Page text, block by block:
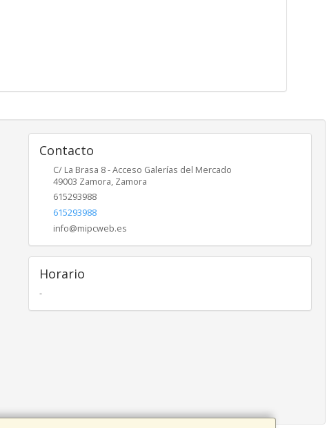
Contacto
C/ La Brasa 8 - Acceso Galerías del Mercado
49003 Zamora, Zamora
615293988
615293988
info@mipcweb.es
Horario
-